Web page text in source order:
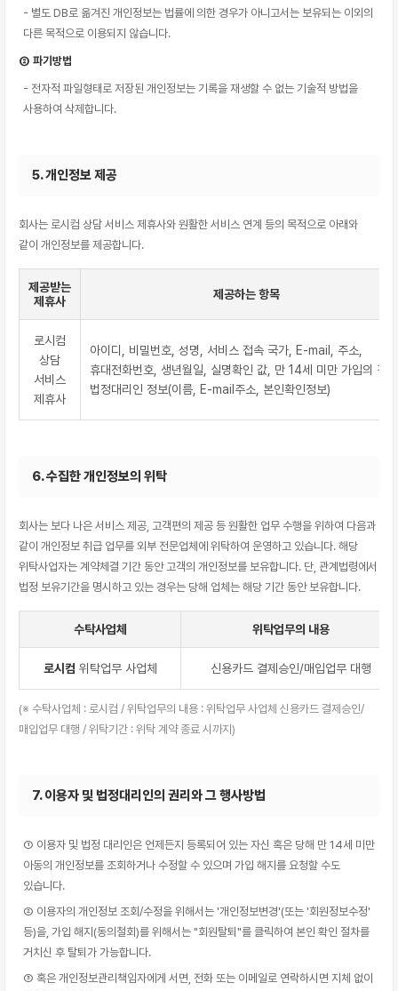
- 별도 DB로 옮겨진 개인정보는 법률에 의한 경우가 아니고서는 보유되는 이외의
다른 목적으로 이용되지 않습니다.
② 파기방법
- 전자적 파일형태로 저장된 개인정보는 기록을 재생할 수 없는 기술적 방법을
사용하여 삭제합니다.
5. 개인정보 제공
회사는 로시컴 상담 서비스 제휴사와 원활한 서비스 연계 등의 목적으로 아래와
같이 개인정보를 제공합니다.
제공받는
제휴사
제공하는 항목
로시컴
상담
서비스
제휴사
아이디, 비밀번호, 성명, 서비스 접속 국가, E-mail, 주소,
휴대전화번호, 생년월일, 실명확인 값, 만 14세 미만 가입의 경
법정대리인 정보(이름, E-mail주소, 본인확인정보)
6. 수집한 개인정보의 위탁
회사는 보다 나은 서비스 제공, 고객편의 제공 등 원활한 업무 수행을 위하여 다음과
같이 개인정보 취급 업무를 외부 전문업체에 위탁하여 운영하고 있습니다. 해당
위탁사업자는 계약체결 기간 동안 고객의 개인정보를 보유합니다. 단, 관계법령에서
법정 보유기간을 명시하고 있는 경우는 당해 업체는 해당 기간 동안 보유합니다.
수탁사업체 위탁업무의 내용
로시컴 위탁업무 사업체 신용카드 결제승인/매입업무 대행
(※ 수탁사업체 : 로시컴 / 위탁업무의 내용 : 위탁업무 사업체 신용카드 결제승인/
매입업무 대행 / 위탁기간 : 위탁 계약 종료 시까지)
7. 이용자 및 법정대리인의 권리와 그 행사방법
① 이용자 및 법정 대리인은 언제든지 등록되어 있는 자신 혹은 당해 만 14세 미만
아동의 개인정보를 조회하거나 수정할 수 있으며 가입 해지를 요청할 수도
있습니다.
② 이용자의 개인정보 조회/수정을 위해서는 '개인정보변경'(또는 '회원정보수정'
등)을, 가입 해지(동의철회)를 위해서는 "회원탈퇴"를 클릭하여 본인 확인 절차를
거치신 후 탈퇴가 가능합니다.
③ 혹은 개인정보관리책임자에게 서면, 전화 또는 이메일로 연락하시면 지체 없이